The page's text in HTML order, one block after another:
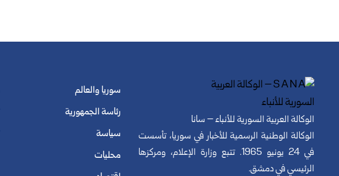
الوكالة العربية السورية للأنباء – سانا
الوكالة الوطنية الرسمية للأخبار في سوريا، تأسست
في 24 يونيو 1965. تتبع وزارة الإعلام، ومركزها
الرئيسي في دمشق.
سوريا والعالم
رئاسة الجمهورية
سياسة
محليات